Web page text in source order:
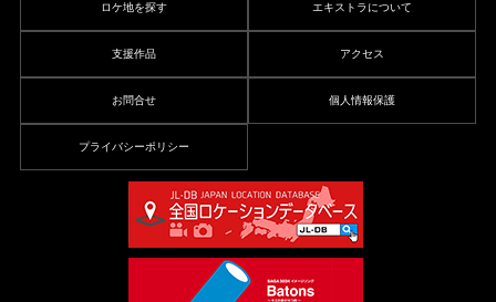
ロケ地を探す エキストラについて
支援作品 アクセス
お問合せ 個人情報保護
プライバシーポリシー